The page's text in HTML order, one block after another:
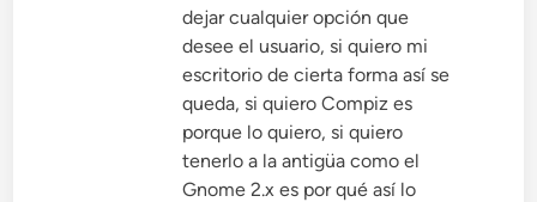
dejar cualquier opción que
desee el usuario, si quiero mi
escritorio de cierta forma así se
queda, si quiero Compiz es
porque lo quiero, si quiero
tenerlo a la antigüa como el
Gnome 2.x es por qué así lo